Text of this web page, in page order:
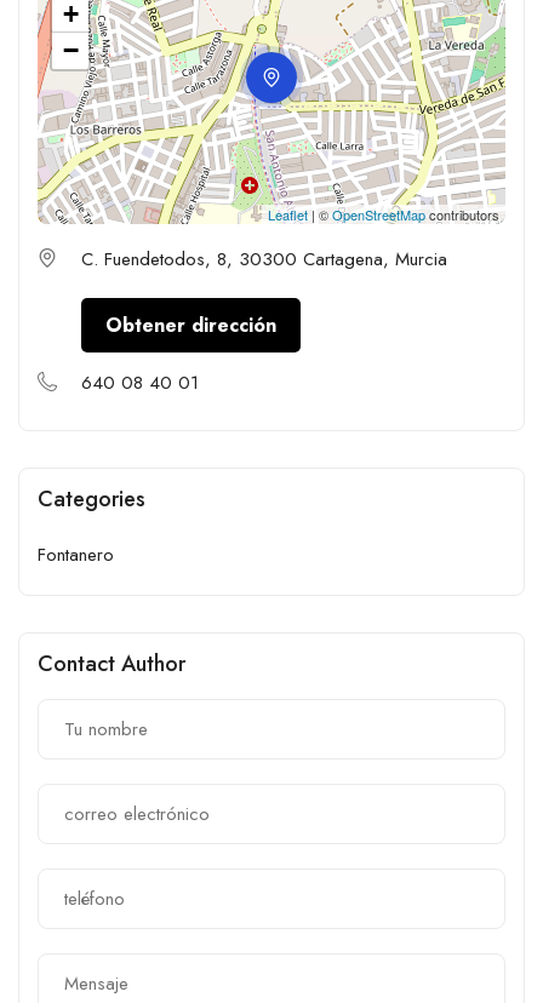
+
−
Leaflet | ©OpenStreetMapcontributors
C. Fuendetodos, 8, 30300 Cartagena, Murcia
Obtener dirección
640 08 40 01
Categories
Fontanero
Contact Author